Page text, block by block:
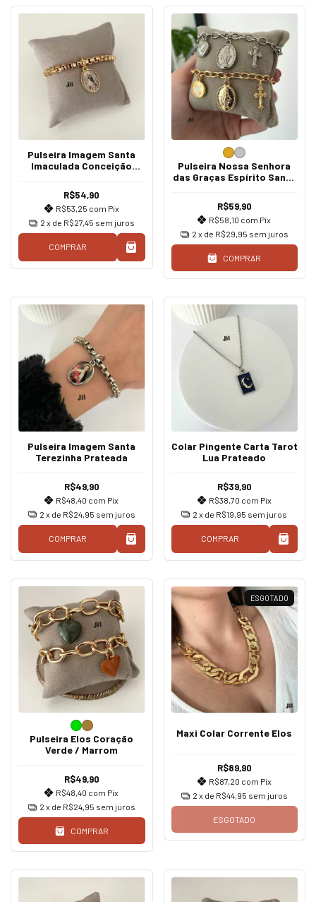
Pulseira Imagem Santa
Imaculada Conceição
R$54,90
R$53,25 com Pix
2 x de R$27,45 sem juros
COMPRAR
Pulseira Nossa Senhora
das Graças Espírito Santo
R$59,90
R$58,10 com Pix
2 x de R$29,95 sem juros
COMPRAR
Pulseira Imagem Santa
Terezinha Prateada
R$49,90
R$48,40 com Pix
2 x de R$24,95 sem juros
COMPRAR
Colar Pingente Carta Tarot
Lua Prateado
R$39,90
R$38,70 com Pix
2 x de R$19,95 sem juros
COMPRAR
Pulseira Elos Coração
Verde / Marrom
R$49,90
R$48,40 com Pix
2 x de R$24,95 sem juros
COMPRAR
ESGOTADO
Maxi Colar Corrente Elos
R$89,90
R$87,20 com Pix
2 x de R$44,95 sem juros
ESGOTADO